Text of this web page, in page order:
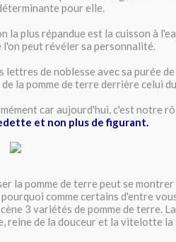
pour elle.
la plus répandue est la cuisson à
l'on peut révéler sa personnalité.
lettres de noblesse avec sa purée de
la pomme de terre derrière celui
car aujourd'hui, c'est notre
et non plus de figurant.
la pomme de terre peut se
comme certains d'entre
3 variétés de pomme de terre.
reine de la douceur et la vitelotte la